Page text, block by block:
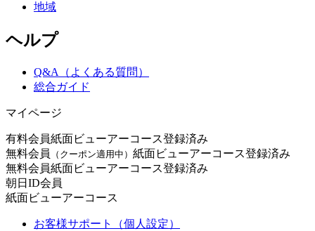
地域
ヘルプ
Q&A（よくある質問）
総合ガイド
マイページ
有料会員紙面ビューアーコース登録済み
無料会員
（クーポン適用中） 紙面ビューアーコース登録済み
無料会員紙面ビューアーコース登録済み
朝日ID会員
紙面ビューアーコース
お客様サポート（個人設定）